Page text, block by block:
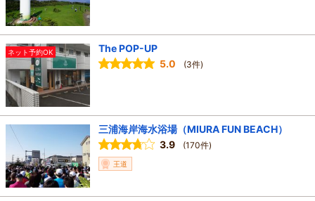
ネット予約OK
The POP-UP
5.0
(3件)
三浦海岸海水浴場（MIURA FUN BEACH）
3.9
(170件)
王道